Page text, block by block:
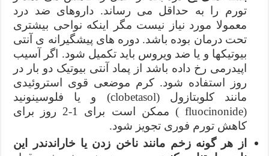
تورم را به حداقل می رساند. داروهای ضد درد
معمولا مورد نیاز نیست مگر اینکه نواحی بیشتری
تحت درمان بوده باشد. دوره های پیشگیرانه ی آنتی
بیوتیکها و یا ضد ویروس باید تکمیل شود. اگر آسیب
اپیدرمی رخ داده باشد از پماد آنتی بیوتیک دو بار در
روز استفاده شود. کرم موضعی قوی استروئیدی
مانند کلوبتازول (clobetasol) و یا فلوسینونید
(fluocinonide ) ممکن است برای 1-2 روز برای
کاهش تورم فوری تجویز شود.
از هر گونه زخم مانند ناخن زدن یا خاراندندر این